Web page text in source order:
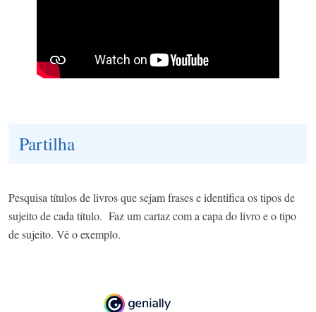
Partilha
Pesquisa títulos de livros que sejam frases e identifica os tipos de
sujeito de cada título. Faz um cartaz com a capa do livro e o tipo
de sujeito. Vê o exemplo.